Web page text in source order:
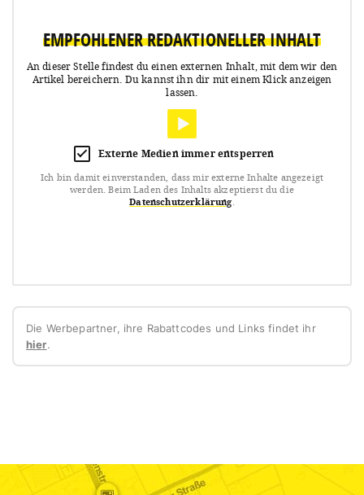
EMPFOHLENER REDAKTIONELLER INHALT
An dieser Stelle findest du einen externen Inhalt, mit dem wir den
Artikel bereichern. Du kannst ihn dir mit einem Klick anzeigen
lassen.
Externe Medien immer entsperren
Ich bin damit einverstanden, dass mir externe Inhalte angezeigt
werden. Beim Laden des Inhalts akzeptierst du die
Datenschutzerklärung.
Die Werbepartner, ihre Rabattcodes und Links findet ihr
hier.